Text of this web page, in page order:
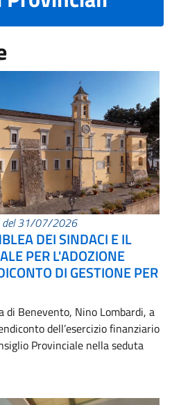
del 31/07/2026
DEI SINDACI E IL
PER L'ADOZIONE
DI GESTIONE PER
di Benevento, Nino Lombardi, a
dell’esercizio finanziario
Provinciale nella seduta